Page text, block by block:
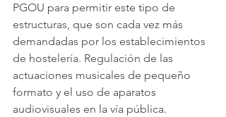
PGOU para permitir este tipo de
estructuras, que son cada vez más
demandadas por los establecimientos
de hostelería. Regulación de las
actuaciones musicales de pequeño
formato y el uso de aparatos
audiovisuales en la vía pública.